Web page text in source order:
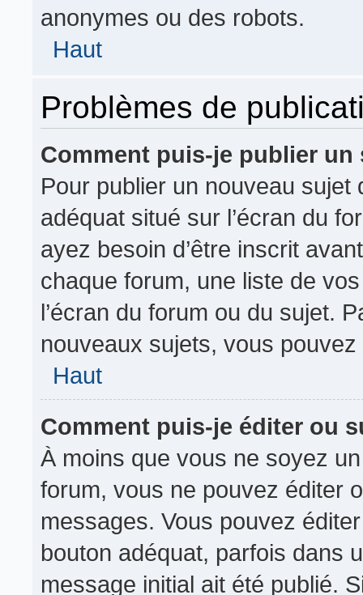
anonymes ou des robots.
Haut
Problèmes de
Comment puis-je publier
Pour publier un nouveau
adéquat situé sur l’écran du
ayez besoin d’être inscrit
chaque forum, une liste de
l’écran du forum ou du sujet.
nouveaux sujets, vous
Haut
Comment puis-je éditer ou
À moins que vous ne soyez
forum, vous ne pouvez éditer
messages. Vous pouvez
bouton adéquat, parfois dans
message initial ait été publié.